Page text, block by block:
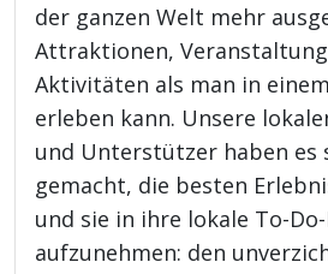
der ganzen Welt mehr
Attraktionen,
Aktivitäten als man in
erleben kann. Unsere
und Unterstützer haben es
gemacht, die besten
und sie in ihre lokale To-
aufzunehmen: den